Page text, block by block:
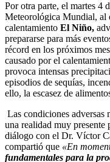
Por otra parte, el martes 4
Meteorológica Mundial, al
calentamiento El Niño,
prepararse para más
récord en los próximos
causado por el
provoca intensas
episodios de sequías,
ello, la escasez de
Las condiciones adversas
una realidad muy presente
diálogo con el Dr. Víctor
compartió que «En
fundamentales para la